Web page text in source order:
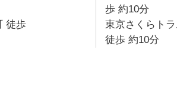
徒歩
歩 約10分
東京さくらト
徒歩 約10分